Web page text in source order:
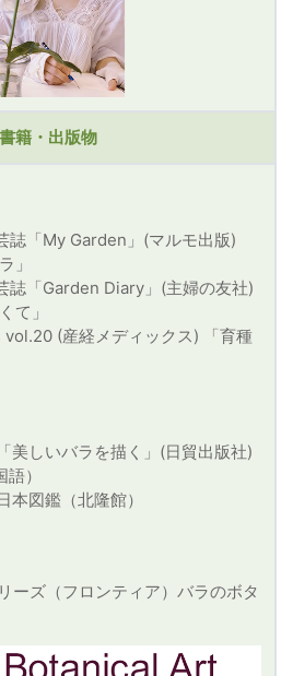
書籍・出版物
誌「My Garden」(マルモ出版)
」
誌「Garden Diary」(主婦の友社)
て」
(産経メディックス) 「育種
美しいバラを描く」(日貿出版社)
）
本図鑑（北隆館）
ーズ（フロンティア）バラのボタ